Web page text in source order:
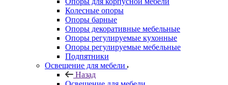
Колесные опоры
Опоры барные
Опоры декоративные мебельные
Опоры регулируемые кухонные
Опоры регулируемые мебельные
Подпятники
Освещение для мебели
Назад